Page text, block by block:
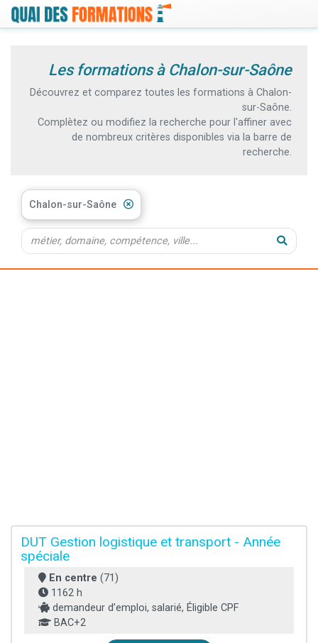
Les formations à Chalon-sur-Saône
Découvrez et comparez toutes les formations à Chalon-
sur-Saône.
Complètez ou modifiez la recherche pour l'affiner avec
de nombreux critères disponibles via la barre de
recherche.
Chalon-sur-Saône
DUT Gestion logistique et transport - Année
spéciale
En centre (71)
1162 h
demandeur d’emploi, salarié, Éligible CPF
BAC+2